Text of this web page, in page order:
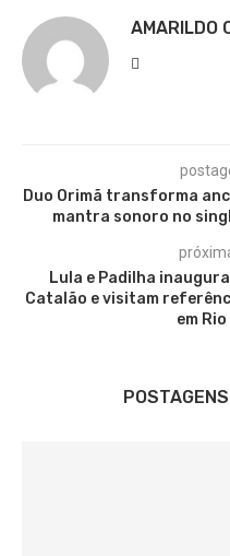
AMARILDO
Duo Orimã transforma
mantra sonoro no
Lula e Padilha
Catalão e visitam
em